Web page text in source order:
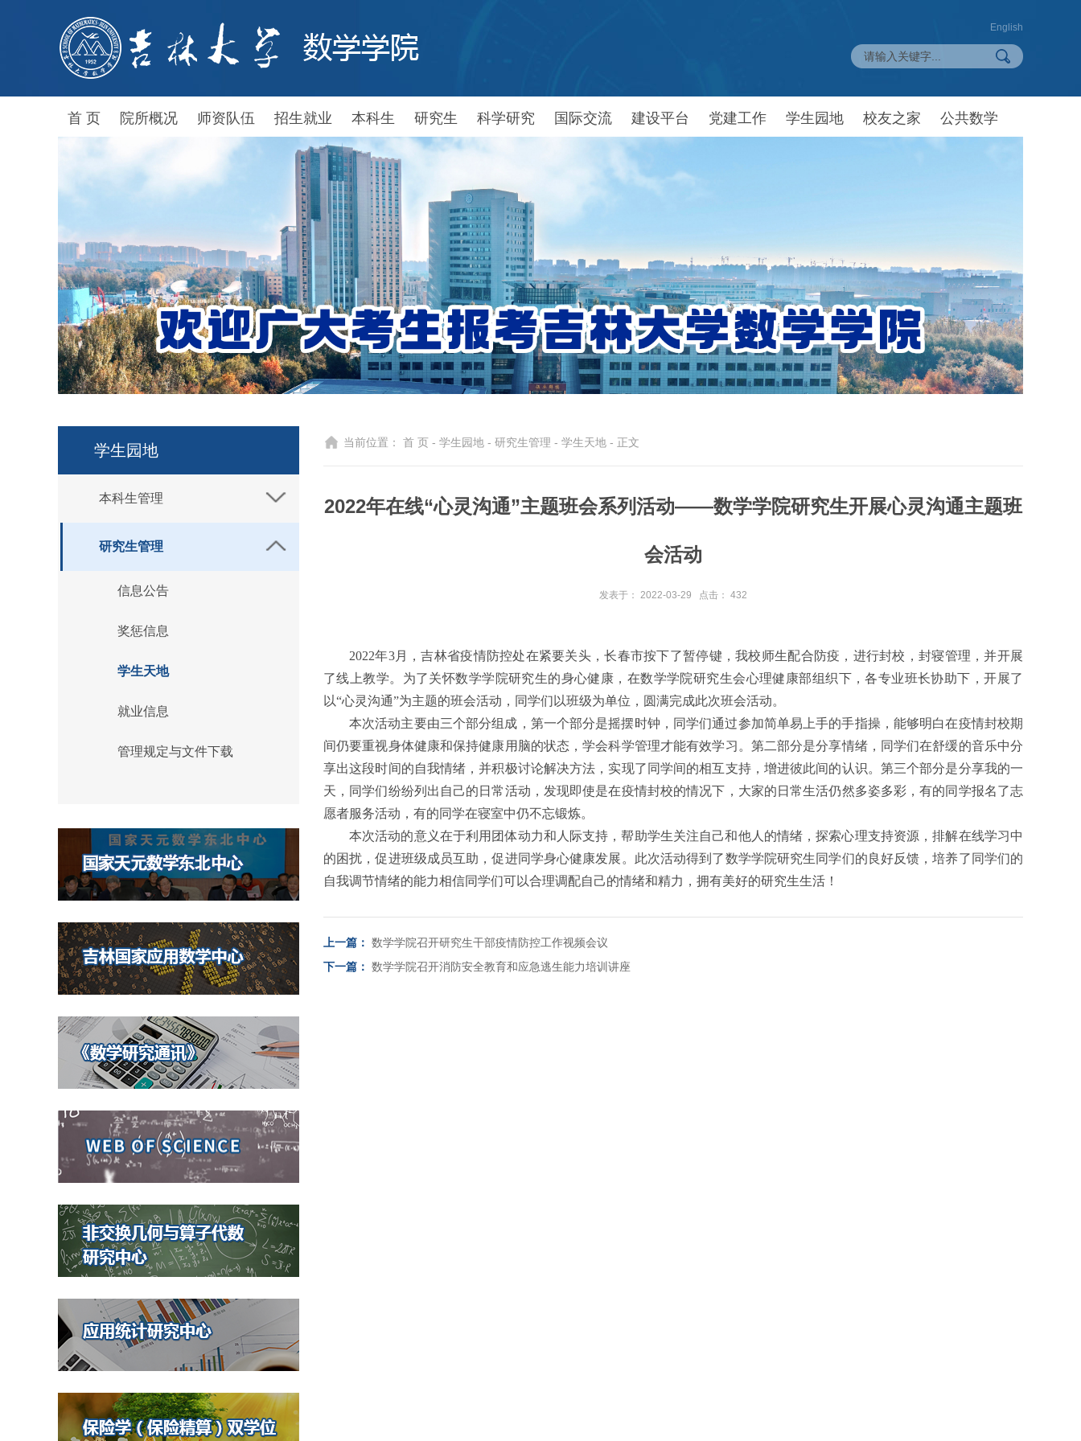
English
首 页 院所概况 师资队伍 招生就业 本科生 研究生 科学研究 国际交流 建设平台 党建工作 学生园地 校友之家 公共数学
学生园地
本科生管理
研究生管理
信息公告
奖惩信息
学生天地
就业信息
管理规定与文件下载
当前位置： 首 页 - 学生园地 - 研究生管理 - 学生天地 - 正文
2022年在线“心灵沟通”主题班会系列活动——数学学院研究生开展心灵沟通主题班
会活动
发表于： 2022-03-29 点击： 432
2022年3月，吉林省疫情防控处在紧要关头，长春市按下了暂停键，我校师生配合防疫，进行封校，封寝管理，并开展
了线上教学。为了关怀数学学院研究生的身心健康，在数学学院研究生会心理健康部组织下，各专业班长协助下，开展了
以“心灵沟通”为主题的班会活动，同学们以班级为单位，圆满完成此次班会活动。
本次活动主要由三个部分组成，第一个部分是摇摆时钟，同学们通过参加简单易上手的手指操，能够明白在疫情封校期
间仍要重视身体健康和保持健康用脑的状态，学会科学管理才能有效学习。第二部分是分享情绪，同学们在舒缓的音乐中分
享出这段时间的自我情绪，并积极讨论解决方法，实现了同学间的相互支持，增进彼此间的认识。第三个部分是分享我的一
天，同学们纷纷列出自己的日常活动，发现即使是在疫情封校的情况下，大家的日常生活仍然多姿多彩，有的同学报名了志
愿者服务活动，有的同学在寝室中仍不忘锻炼。
本次活动的意义在于利用团体动力和人际支持，帮助学生关注自己和他人的情绪，探索心理支持资源，排解在线学习中
的困扰，促进班级成员互助，促进同学身心健康发展。此次活动得到了数学学院研究生同学们的良好反馈，培养了同学们的
自我调节情绪的能力相信同学们可以合理调配自己的情绪和精力，拥有美好的研究生生活！
上一篇： 数学学院召开研究生干部疫情防控工作视频会议
下一篇： 数学学院召开消防安全教育和应急逃生能力培训讲座